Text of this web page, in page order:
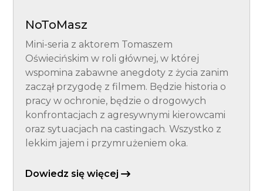
NoToMasz
Mini-seria z aktorem Tomaszem
Oświecińskim w roli głównej, w której
wspomina zabawne anegdoty z życia zanim
zaczął przygodę z filmem. Będzie historia o
pracy w ochronie, będzie o drogowych
konfrontacjach z agresywnymi kierowcami
oraz sytuacjach na castingach. Wszystko z
lekkim jajem i przymrużeniem oka.
Dowiedz się więcej